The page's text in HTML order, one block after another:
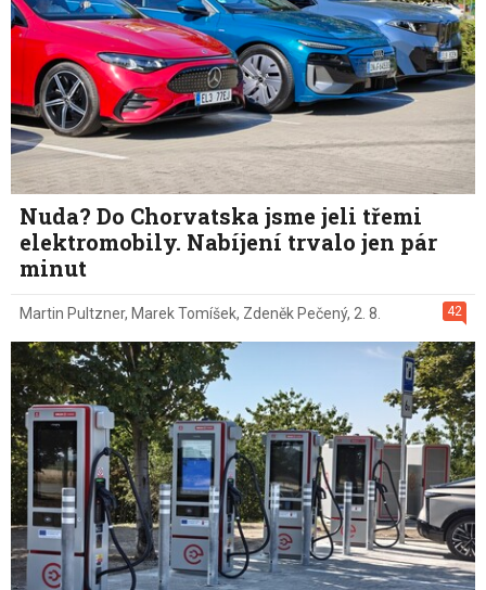
Nuda? Do Chorvatska jsme jeli třemi
elektromobily. Nabíjení trvalo jen pár
minut
42
Martin Pultzner, Marek Tomíšek, Zdeněk Pečený, 2. 8.